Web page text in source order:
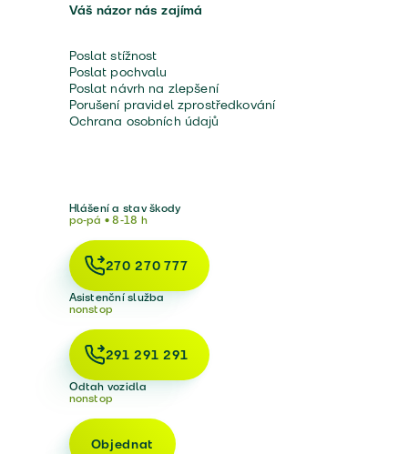
Váš názor nás zajímá
Poslat stížnost
Poslat pochvalu
Poslat návrh na zlepšení
Porušení pravidel zprostředkování
Ochrana osobních údajů
Hlášení a stav škody
po-pá • 8-18 h
270 270 777
Asistenční služba
nonstop
291 291 291
Odtah vozidla
nonstop
Objednat